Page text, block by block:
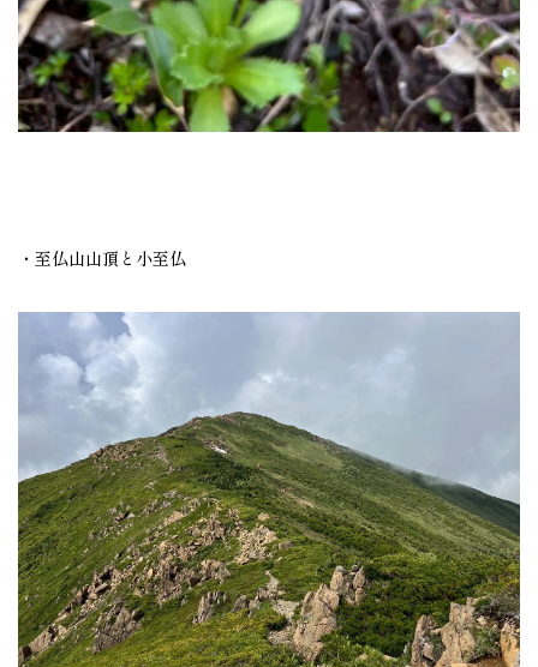
・至仏山山頂と小至仏